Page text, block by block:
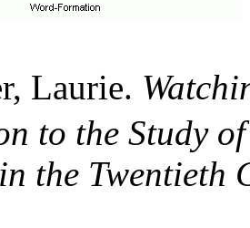
Laurie.
to the Study
the Twentieth